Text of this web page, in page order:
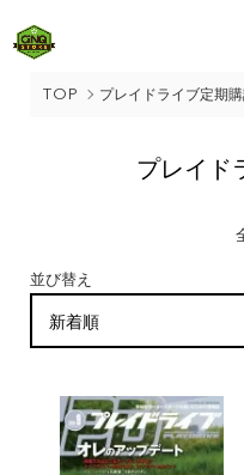
TOP プレイドライブ定期
プレイド
並び替え